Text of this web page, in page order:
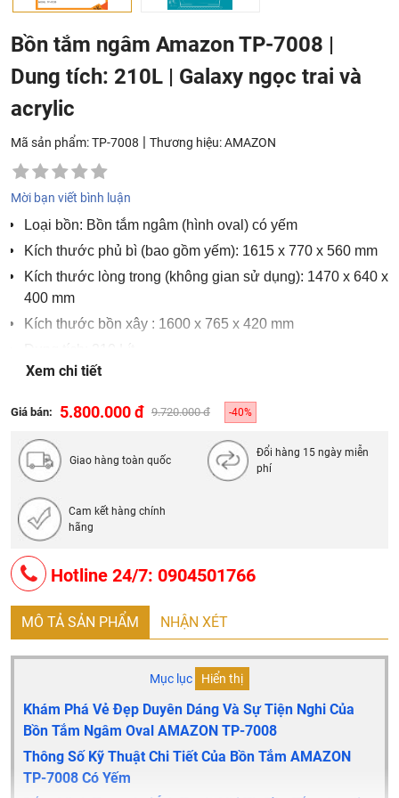
Bồn tắm ngâm Amazon TP-7008 |
Dung tích: 210L | Galaxy ngọc trai và
acrylic
Mã sản phẩm: TP-7008 | Thương hiệu:AMAZON
Mời bạn viết bình luận
Loại bồn: Bồn tắm ngâm (hình oval) có yếm
Kích thước phủ bì (bao gồm yếm): 1615 x 770 x 560 mm
Kích thước lòng trong (không gian sử dụng): 1470 x 640 x
400 mm
Kích thước bồn xây : 1600 x 765 x 420 mm
Chất liệu: Galaxy ngọc trai và acrylic
Xem chi tiết
Giá bán: 5.800.000 đ 9.720.000 đ -40%
Giao hàng toàn quốc
Đổi hàng 15 ngày miễn
phí
Cam kết hàng chính
hãng
Hotline 24/7: 0904501766
MÔ TẢ SẢN PHẨM NHẬN XÉT
Mục lục Hiển thị
Khám Phá Vẻ Đẹp Duyên Dáng Và Sự Tiện Nghi Của
Bồn Tắm Ngâm Oval AMAZON TP-7008
Thông Số Kỹ Thuật Chi Tiết Của Bồn Tắm AMAZON
TP-7008 Có Yếm